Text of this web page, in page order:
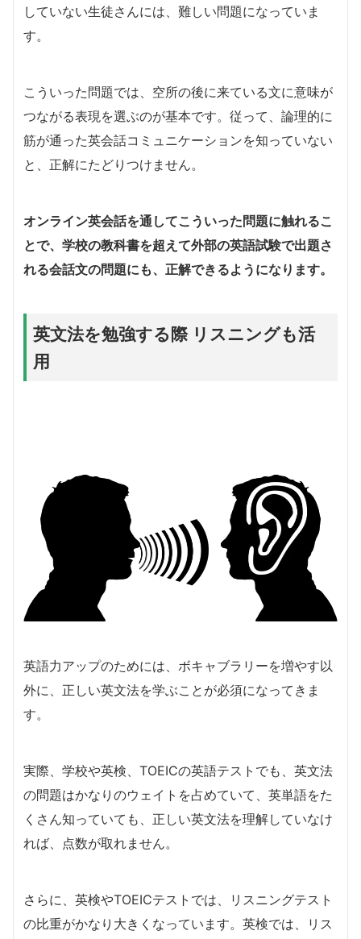
していない生徒さんには、難しい問題になっていま
す。
こういった問題では、空所の後に来ている文に意味が
つながる表現を選ぶのが基本です。従って、論理的に
筋が通った英会話コミュニケーションを知っていない
と、正解にたどりつけません。
オンライン英会話を通してこういった問題に触れるこ
とで、学校の教科書を超えて外部の英語試験で出題さ
れる会話文の問題にも、正解できるようになります。
英文法を勉強する際 リスニングも活
用
英語力アップのためには、ボキャブラリーを増やす以
外に、正しい英文法を学ぶことが必須になってきま
す。
実際、学校や英検、TOEICの英語テストでも、英文法
の問題はかなりのウェイトを占めていて、英単語をた
くさん知っていても、正しい英文法を理解していなけ
れば、点数が取れません。
さらに、英検やTOEICテストでは、リスニングテスト
の比重がかなり大きくなっています。英検では、リス